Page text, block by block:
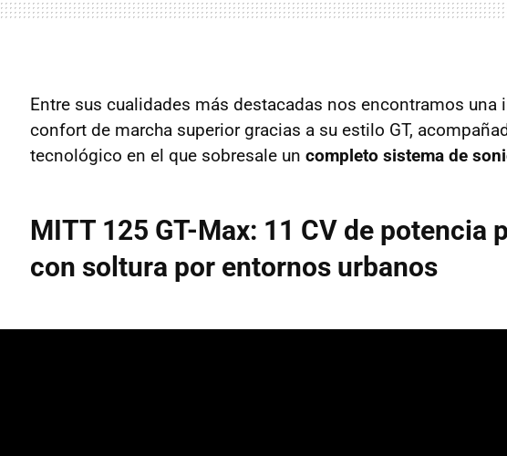
Entre sus cualidades más destacadas nos encontramos una
confort de marcha superior gracias a su estilo GT,
tecnológico en el que sobresale un completo sistema de
MITT 125 GT-Max: 11 CV de potencia
con soltura por entornos urbanos